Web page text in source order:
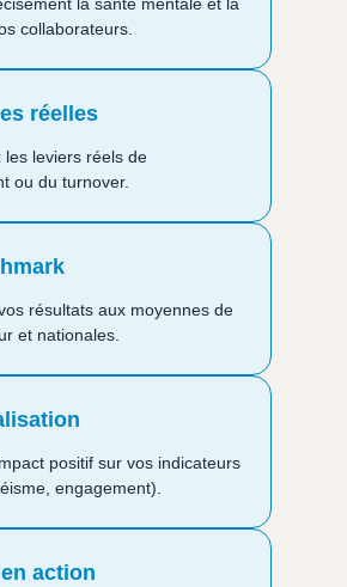
collaborateurs.
réelles
les leviers réels de
ou du turnover.
résultats aux moyennes de
et nationales.
positif sur vos indicateurs
engagement).
action